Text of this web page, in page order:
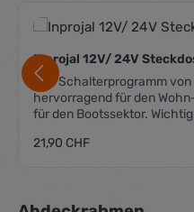
Inprojal 12V/ 24V
Das Schalterprogramm
hervorragend für den
für den Bootssektor.
verbauen zu können. Die
Regulärer Preis:
21,90 CHF
Produktgalerie überspringen